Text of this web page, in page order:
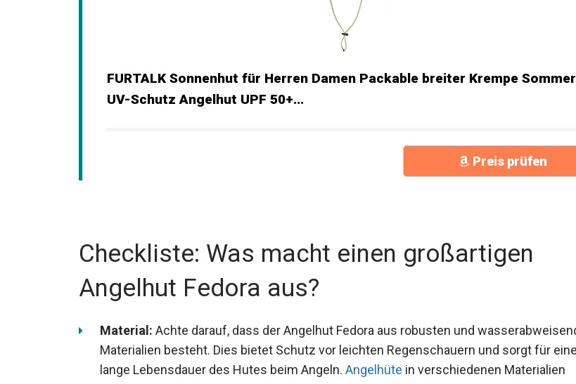
FURTALK Sonnenhut für Herren Damen Packable breiter Krempe Sommer
UV-Schutz Angelhut UPF 50+...
Preis prüfen
Checkliste: Was macht einen großartigen
Angelhut Fedora aus?
Material: Achte darauf, dass der Angelhut Fedora aus robusten und
wasserabweisenden Materialien besteht. Dies bietet Schutz vor leichten
Regenschauern und sorgt für eine lange Lebensdauer des Hutes beim Angeln.